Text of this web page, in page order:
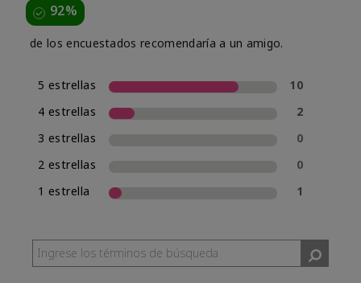
92%
de los encuestados recomendaría a un amigo.
5 estrellas
10
4 estrellas
2
3 estrellas
0
2 estrellas
0
1 estrella
1